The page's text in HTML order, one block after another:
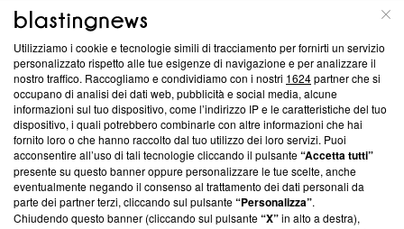
ABOUT
Questa sezione offre informazioni trasparenti su Blasting
News, sui nostri processi editoriali e su come ci impegniamo a
creare news di qualità. Inoltre, afferma la nostra aderenza a
‘Trust Project - News with Integrity’Blasting News non è
ancora membro del programma, ma ha richiesto di farne
parte; Trust Project non ha ancora effettuato una verifica di
conformità agli standard.
Su di noi
Utilizziamo i cookie e tecnologie simili di tracciamento per fornirti un servizio
personalizzato rispetto alle tue esigenze di navigazione e per analizzare il
nostro traffico. Raccogliamo e condividiamo con i nostri 1624partner che si
occupano di analisi dei dati web, pubblicità e social media, alcune
informazioni sul tuo dispositivo, come l’indirizzo IP e le caratteristiche del tuo
dispositivo, i quali potrebbero combinarle con altre informazioni che hai
fornito loro o che hanno raccolto dal tuo utilizzo dei loro servizi. Puoi
acconsentire all’uso di tali tecnologie cliccando il pulsante“Accetta tutti”
presente su questo banner oppure personalizzare le tue scelte, anche
eventualmente negando il consenso al trattamento dei dati personali da
parte dei partner terzi, cliccando sul pulsante“Personalizza”.
Chiudendo questo banner (cliccando sul pulsante“X”in alto a destra),